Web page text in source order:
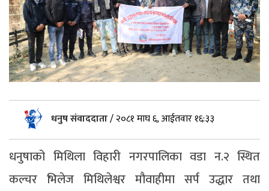
धनुष संवाददाता/२०८१ माघ ६, आईतवार १६:३३
धनुषाको मिथिला विहारी नगरपालिका वडा न.२ स्थित
कल्चर भिलेज मिथिलेश्वर मौवाहीमा सर्प उद्धार तथा